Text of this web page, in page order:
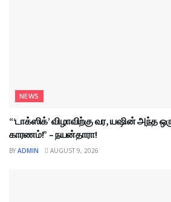
NEWS
“‘டாக்ஸிக்’ விழாவிற்கு வர, யஷின் அந்த
காரணம்!” – நயன்தாரா!
BY ADMIN AUGUST 9, 2026